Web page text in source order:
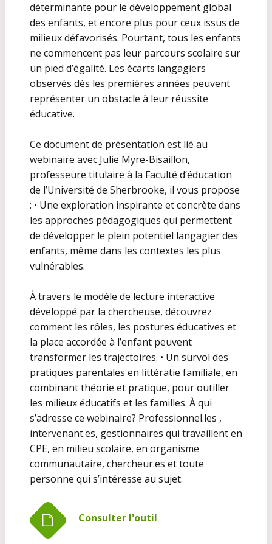
déterminante pour le développement global
des enfants, et encore plus pour ceux issus de
milieux défavorisés. Pourtant, tous les enfants
ne commencent pas leur parcours scolaire sur
un pied d’égalité. Les écarts langagiers
observés dès les premières années peuvent
représenter un obstacle à leur réussite
éducative.
Ce document de présentation est lié au
webinaire avec Julie Myre-Bisaillon,
professeure titulaire à la Faculté d’éducation
de l’Université de Sherbrooke, il vous propose
: • Une exploration inspirante et concrète dans
les approches pédagogiques qui permettent
de développer le plein potentiel langagier des
enfants, même dans les contextes les plus
vulnérables.
À travers le modèle de lecture interactive
développé par la chercheuse, découvrez
comment les rôles, les postures éducatives et
la place accordée à l’enfant peuvent
transformer les trajectoires. • Un survol des
pratiques parentales en littératie familiale, en
combinant théorie et pratique, pour outiller
les milieux éducatifs et les familles. À qui
s’adresse ce webinaire? Professionnel.les ,
intervenant.es, gestionnaires qui travaillent en
CPE, en milieu scolaire, en organisme
communautaire, chercheur.es et toute
personne qui s’intéresse au sujet.
Consulter l'outil